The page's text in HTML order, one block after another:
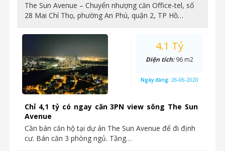
The Sun Avenue – Chuyển nhượng căn Office-tel, số
28 Mai Chí Thọ, phường An Phú, quận 2, TP Hồ…
Chỉ 4,1 tỷ có ngay căn 3PN view sông The Sun
Avenue
Cần bán căn hộ tại dự án The Sun Avenue để đi định
cư. Bán căn 3 phòng ngủ. Tầng…
4.1 Tỷ
Diện tích:96 m2
Ngày đăng: 26-06-2020